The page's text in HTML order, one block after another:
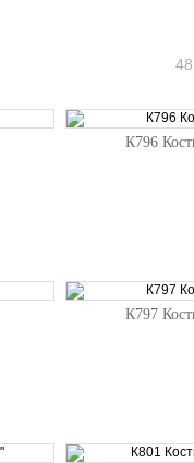
48
К796
К797